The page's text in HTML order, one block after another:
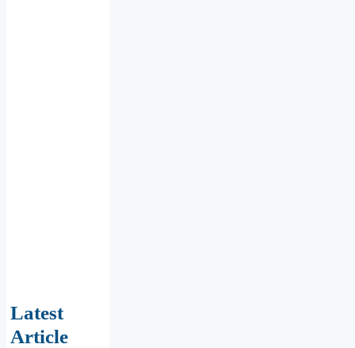
Latest
Article